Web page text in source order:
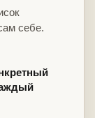
себе.